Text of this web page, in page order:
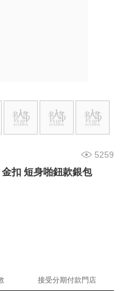
5259
扣 短身啪鈕款銀包
接受分期付款門店